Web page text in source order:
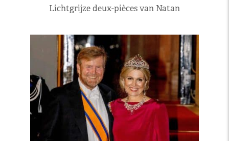
Lichtgrijze deux-pièces van Natan